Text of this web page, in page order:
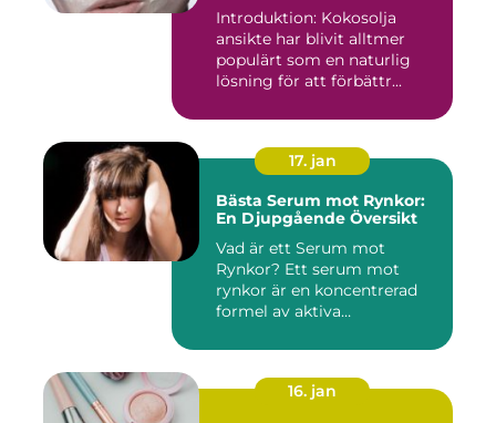
Introduktion: Kokosolja
ansikte har blivit alltmer
populärt som en naturlig
lösning för att förbättr...
17. jan
Bästa Serum mot Rynkor:
En Djupgående Översikt
Vad är ett Serum mot
Rynkor? Ett serum mot
rynkor är en koncentrerad
formel av aktiva
16. jan